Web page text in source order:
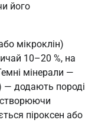
його
мікроклін)
10–20 %, на
мінерали —
— додають породі
створюючи
піроксен або